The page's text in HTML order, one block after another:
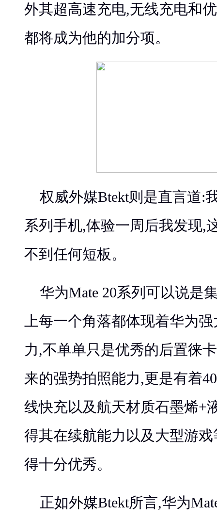
外其超高速充电,无线充电和
都将成为他的加分项。
权威外媒Btekt则是直言道:
系列手机,体验一周后我发现,
不到任何短板。
华为Mate 20系列可以说是
上每一个角落都体现着华为
力,不单单只是优秀的后置徕
来的强势拍照能力,更是有着
线快充以及航天材质石墨烯+
得其在续航能力以及大型游
得十分优秀。
正如外媒Btekt所言,华为